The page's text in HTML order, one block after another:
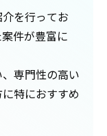
を行ってお
件が豊富に
専門性の高い
特におすすめ